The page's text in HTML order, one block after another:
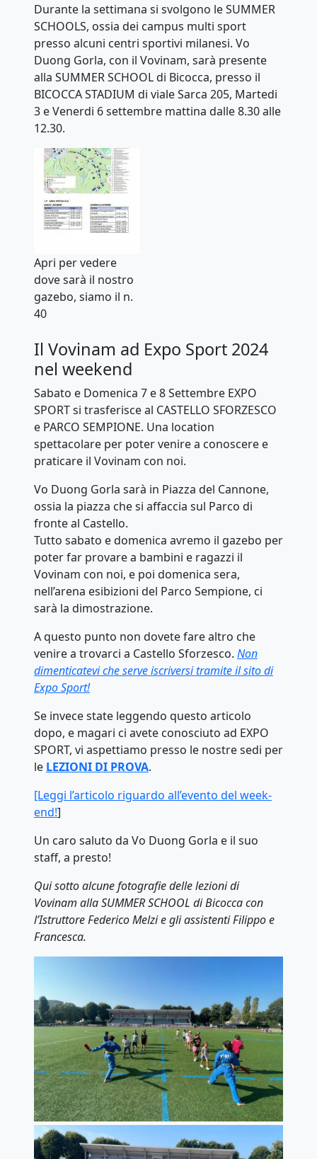
Durante la settimana si svolgono le SUMMER
SCHOOLS, ossia dei campus multi sport
presso alcuni centri sportivi milanesi. Vo
Duong Gorla, con il Vovinam, sarà presente
alla SUMMER SCHOOL di Bicocca, presso il
BICOCCA STADIUM di viale Sarca 205, Martedi
3 e Venerdi 6 settembre mattina dalle 8.30 alle
12.30.
Apri per vedere
dove sarà il nostro
gazebo, siamo il n.
40
Il Vovinam ad Expo Sport 2024
nel weekend
Sabato e Domenica 7 e 8 Settembre EXPO
SPORT si trasferisce al CASTELLO SFORZESCO
e PARCO SEMPIONE. Una location
spettacolare per poter venire a conoscere e
praticare il Vovinam con noi.
Vo Duong Gorla sarà in Piazza del Cannone,
ossia la piazza che si affaccia sul Parco di
fronte al Castello.
Tutto sabato e domenica avremo il gazebo per
poter far provare a bambini e ragazzi il
Vovinam con noi, e poi domenica sera,
nell’arena esibizioni del Parco Sempione, ci
sarà la dimostrazione.
A questo punto non dovete fare altro che
venire a trovarci a Castello Sforzesco. Non
dimenticatevi che serve iscriversi tramite il sito di
Expo Sport!
Se invece state leggendo questo articolo
dopo, e magari ci avete conosciuto ad EXPO
SPORT, vi aspettiamo presso le nostre sedi per
le LEZIONI DI PROVA.
[Leggi l’articolo riguardo all’evento del week-
end!]
Un caro saluto da Vo Duong Gorla e il suo
staff, a presto!
Qui sotto alcune fotografie delle lezioni di
Vovinam alla SUMMER SCHOOL di Bicocca con
l’Istruttore Federico Melzi e gli assistenti Filippo e
Francesca.